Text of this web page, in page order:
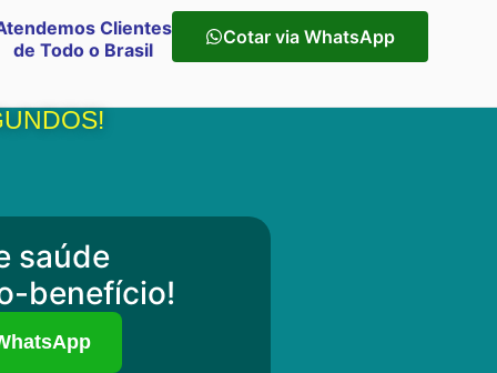
Clientes
de Todo o Brasil
Cotar via WhatsApp
saúde
benefício!